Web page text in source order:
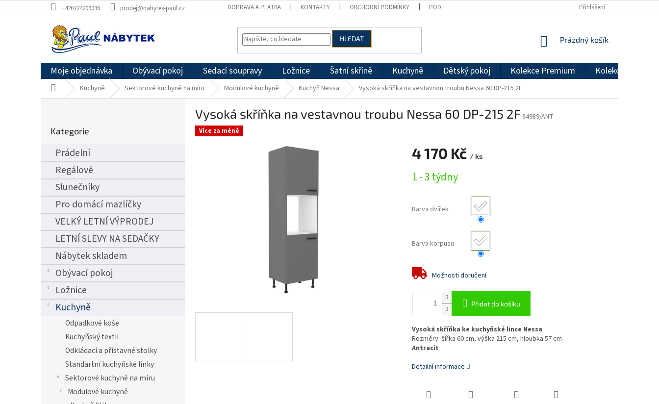
na
+420724209096 prodej@nabytek-paul.cz DOPRAVA A PLATBA KONTAKTY OBCHODNÍ PODMÍNKY PODMÍNKY OCHRANY OSOBNÍCH ÚDAJŮ REKLAMAČNÍ ŘÁD
Přihlášení
HLEDAT
NÁKUPNÍ
Prázdný košík
Moje objednávka Obývací pokoj Sedací soupravy Ložnice Šatní skříně Kuchyně Dětský pokoj Kolekce Premium Kolekce
Domů Kuchyně Sektorové kuchyně na míru Modulové kuchyně Kuchyň Nessa Vysoká skříňka na vestavnou troubu Nessa 60 DP-215 2F
r
n
p
a
e
kategorie
Kategorie
Prádelní
Regálové
Slunečníky
Pro domácí mazlíčky
VELKÝ LETNÍ VÝPRODEJ
LETNÍ SLEVY NA SEDAČKY
Nábytek skladem
Obývací pokoj
Ložnice
Kuchyně
Odpadkové koše
Kuchyňský textil
Odkládací a přístavné stolky
Standartní kuchyňské linky
Sektorové kuchyně na míru
Modulové kuchyně
Vysoká skříňka na vestavnou troubu Nessa 60 DP-215 2F 34989/ANT
Více za méně
4 170 Kč / ks
cena:
1 - 3 týdny
Barva dvířek
Barva korpusu
Možnosti doručení
Přidat do košíku
Vysoká skříňka ke kuchyňské lince Nessa
Rozměry: šířka 60 cm, výška 215 cm, hloubka 57 cm
Antracit
Detailní informace